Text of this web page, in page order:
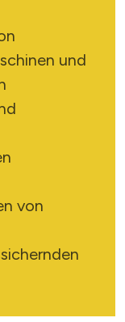
und
von